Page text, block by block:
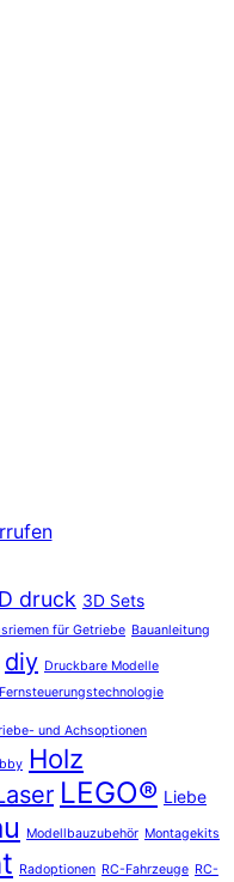
druck 3D Sets
für Getriebe Bauanleitung
diy Druckbare Modelle
Fernsteuerungstechnologie
und Achsoptionen
Holz
LEGO® Liebe
Modellbauzubehör Montagekits
Radoptionen RC-Fahrzeuge RC-